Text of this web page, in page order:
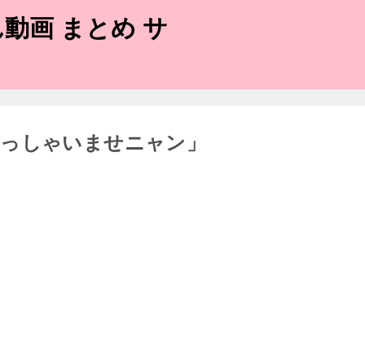
画 まとめ サ
しゃいませニャン」